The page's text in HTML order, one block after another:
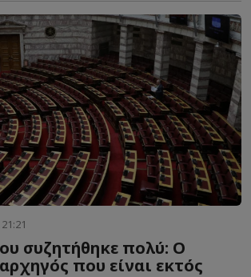
συζητήθηκε πολύ: Ο
που είναι εκτός